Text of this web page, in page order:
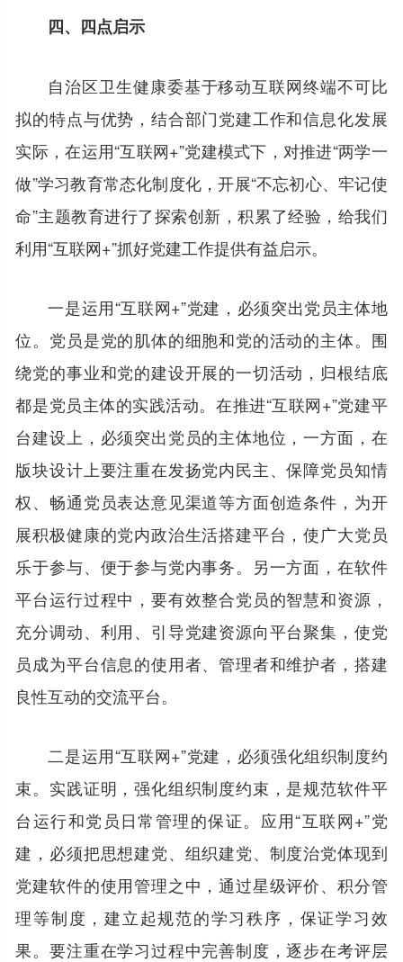
四、四点启示
自治区卫生健康委基于移动互联网终端不可比
拟的特点与优势，结合部门党建工作和信息化发展
实际，在运用“互联网+”党建模式下，对推进“两学一
做”学习教育常态化制度化，开展“不忘初心、牢记使
命”主题教育进行了探索创新，积累了经验，给我们
利用“互联网+”抓好党建工作提供有益启示。
一是运用“互联网+”党建，必须突出党员主体地
位。党员是党的肌体的细胞和党的活动的主体。围
绕党的事业和党的建设开展的一切活动，归根结底
都是党员主体的实践活动。在推进“互联网+”党建平
台建设上，必须突出党员的主体地位，一方面，在
版块设计上要注重在发扬党内民主、保障党员知情
权、畅通党员表达意见渠道等方面创造条件，为开
展积极健康的党内政治生活搭建平台，使广大党员
乐于参与、便于参与党内事务。另一方面，在软件
平台运行过程中，要有效整合党员的智慧和资源，
充分调动、利用、引导党建资源向平台聚集，使党
员成为平台信息的使用者、管理者和维护者，搭建
良性互动的交流平台。
二是运用“互联网+”党建，必须强化组织制度约
束。实践证明，强化组织制度约束，是规范软件平
台运行和党员日常管理的保证。应用“互联网+”党
建，必须把思想建党、组织建党、制度治党体现到
党建软件的使用管理之中，通过星级评价、积分管
理等制度，建立起规范的学习秩序，保证学习效
果。要注重在学习过程中完善制度，逐步在考评层